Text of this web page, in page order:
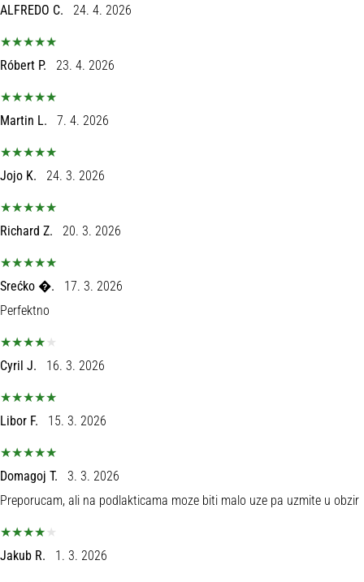
članke
ALFREDO C. 24. 4. 2026
Róbert P. 23. 4. 2026
Martin L. 7. 4. 2026
Jojo K. 24. 3. 2026
Richard Z. 20. 3. 2026
Srećko �.
17. 3. 2026
Perfektno
Cyril J. 16. 3. 2026
Libor F. 15. 3. 2026
Domagoj T.
3. 3. 2026
Preporucam, ali na podlakticama moze biti malo uze pa uzmite u obzir
Jakub R. 1. 3. 2026